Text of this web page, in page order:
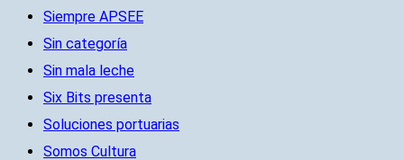
Siempre APSEE
Sin categoría
Sin mala leche
Six Bits presenta
Soluciones portuarias
Somos Cultura